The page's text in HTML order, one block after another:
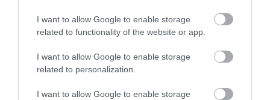
I want to allow Google to enable storage
related to functionality of the website or app.
I want to allow Google to enable storage
related to personalization.
I want to allow Google to enable storage
Νέο σοβαρό τροχαίο στην Εύβοια:
Τούμπαρε αυτοκίνητο
06.08.2026 | 20:00
Έσπασαν πιάτα στο κεφάλι του
Προφυλακίστηκε ο
44χρονος για τη φωτιά
Έρχεται ισχυρό κύμα
ζέστης: Πότε η
θερμοκρασία θα
χτυπήσει 40άρια